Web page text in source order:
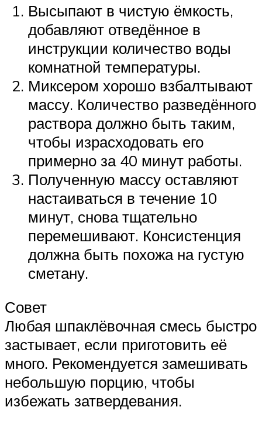
Высыпают в чистую ёмкость,
добавляют отведённое в
инструкции количество воды
комнатной температуры.
Миксером хорошо взбалтывают
массу. Количество разведённого
раствора должно быть таким,
чтобы израсходовать его
примерно за 40 минут работы.
Полученную массу оставляют
настаиваться в течение 10
минут, снова тщательно
перемешивают. Консистенция
должна быть похожа на густую
сметану.
Совет
Любая шпаклёвочная смесь быстро
застывает, если приготовить её
много. Рекомендуется замешивать
небольшую порцию, чтобы
избежать затвердевания.